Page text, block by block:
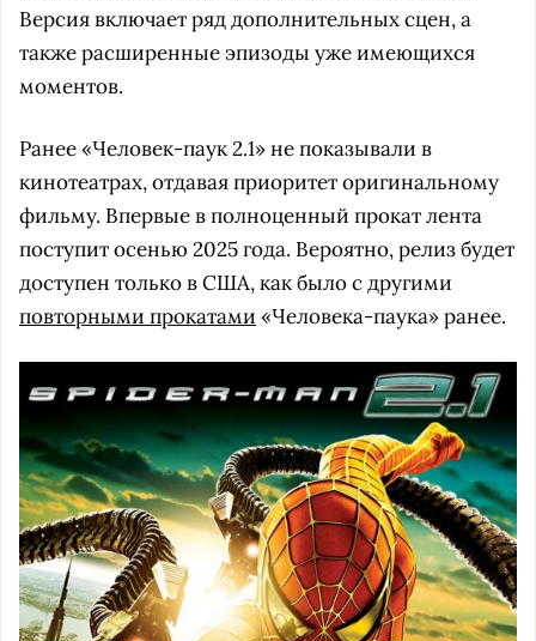
Версия включает ряд дополнительных сцен, а
также расширенные эпизоды уже имеющихся
моментов.
Ранее «Человек-паук 2.1» не показывали в
кинотеатрах, отдавая приоритет оригинальному
фильму. Впервые в полноценный прокат лента
поступит осенью 2025 года. Вероятно, релиз будет
доступен только в США, как было с другими
повторными прокатами «Человека-паука» ранее.